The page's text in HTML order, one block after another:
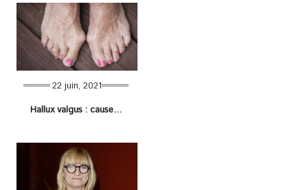
22 juin, 2021
Hallux valgus : causes de sa déformation, symptômes et traitements